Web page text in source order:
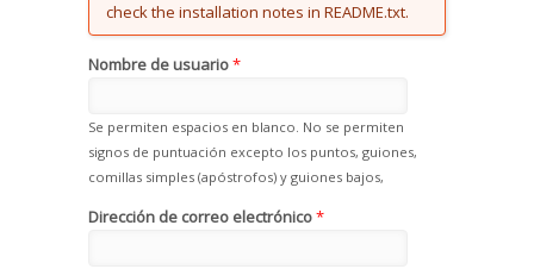
check the installation notes in README.txt.
Nombre de usuario*
Se permiten espacios en blanco. No se permiten
signos de puntuación excepto los puntos, guiones,
comillas simples (apóstrofos) y guiones bajos,
Dirección de correo electrónico*